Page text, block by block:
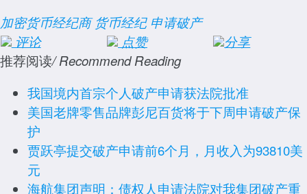
加密货币经纪商 货币经纪 申请破产
评论
点赞 分享
推荐阅读/ Recommend Reading
我国境内首宗个人破产申请获法院批准
美国老牌零售品牌彭尼百货将于下周申请破产保
护
贾跃亭提交破产申请前6个月，月收入为93810美
元
海航集团声明：债权人申请法院对我集团破产重